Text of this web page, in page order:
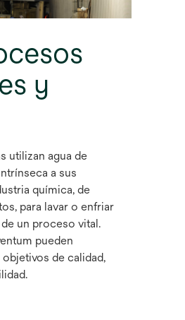
y
utilizan agua de
a sus
química, de
para lavar o enfriar
un proceso vital.
pueden
de calidad,